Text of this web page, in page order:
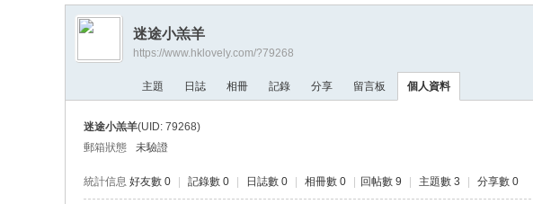
索
香
少
迷途小羔羊
https://www.hklovely.com/?79268
主題 日誌 相冊 記錄 分享 留言板 個人資料
迷途小羔羊(UID: 79268)
郵箱狀態
未驗證
統計信息 好友數 0 記錄數 0 日誌數 0 相冊數 0 回帖數 9 主題數 3 分享數 0